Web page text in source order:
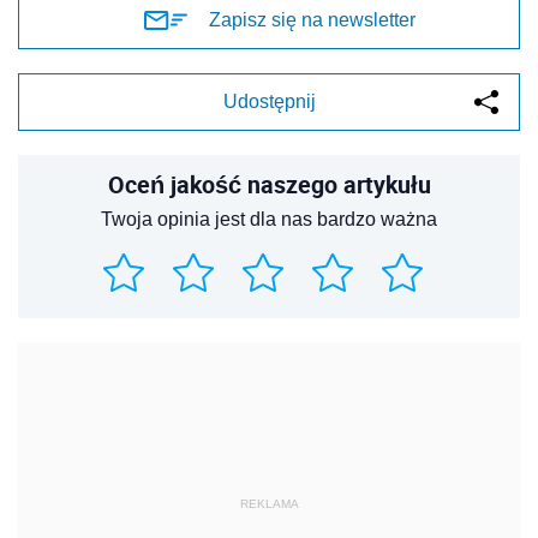
Zapisz się na newsletter
Udostępnij
Oceń jakość naszego artykułu
Twoja opinia jest dla nas bardzo ważna
REKLAMA